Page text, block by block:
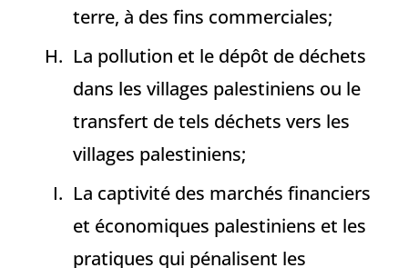
terre, à des fins commerciales;
La pollution et le dépôt de déchets
dans les villages palestiniens ou le
transfert de tels déchets vers les
villages palestiniens;
La captivité des marchés financiers
et économiques palestiniens et les
pratiques qui pénalisent les